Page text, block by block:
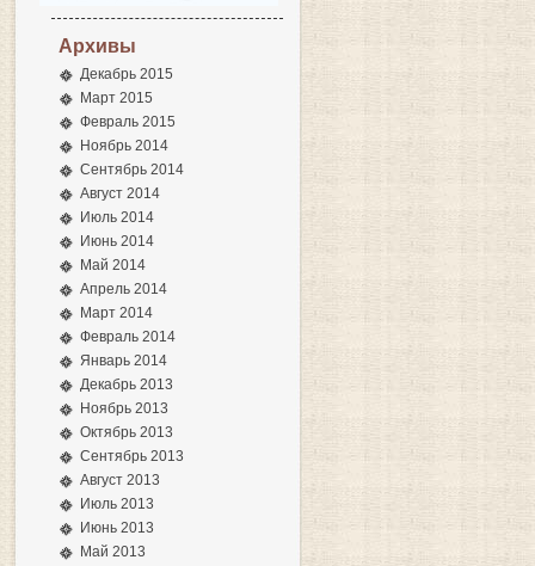
Архивы
Декабрь 2015
Март 2015
Февраль 2015
Ноябрь 2014
Сентябрь 2014
Август 2014
Июль 2014
Июнь 2014
Май 2014
Апрель 2014
Март 2014
Февраль 2014
Январь 2014
Декабрь 2013
Ноябрь 2013
Октябрь 2013
Сентябрь 2013
Август 2013
Июль 2013
Июнь 2013
Май 2013